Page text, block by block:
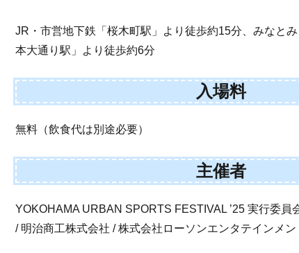
JR・市営地下鉄「桜木町駅」より徒歩約15分、みなと
本大通り駅」より徒歩約6分
入場料
無料（飲食代は別途必要）
主催者
YOKOHAMA URBAN SPORTS FESTIVAL ’25 実行委員
/ 明治商工株式会社 / 株式会社ローソンエンタテインメン